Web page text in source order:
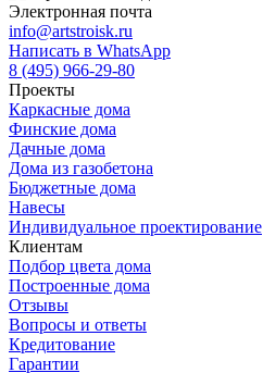
Электронная почта
info@artstroisk.ru
Написать в WhatsApp
8 (495) 966-29-80
Проекты
Каркасные дома
Финские дома
Дачные дома
Дома из газобетона
Бюджетные дома
Навесы
Индивидуальное проектирование
Клиентам
Подбор цвета дома
Построенные дома
Отзывы
Вопросы и ответы
Кредитование
Гарантии